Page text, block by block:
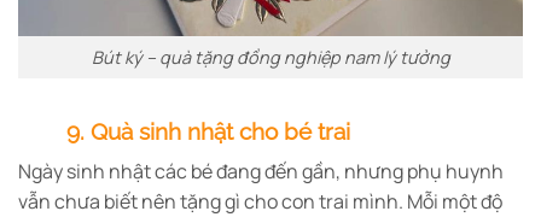
Bút ký – quà tặng đồng nghiệp nam lý tưởng
9. Quà sinh nhật cho bé trai
Ngày sinh nhật các bé đang đến gần, nhưng phụ huynh
vẫn chưa biết nên tặng gì cho con trai mình. Mỗi một độ